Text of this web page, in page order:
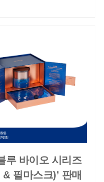
루 바이오 시리즈
필마스크)’ 판매